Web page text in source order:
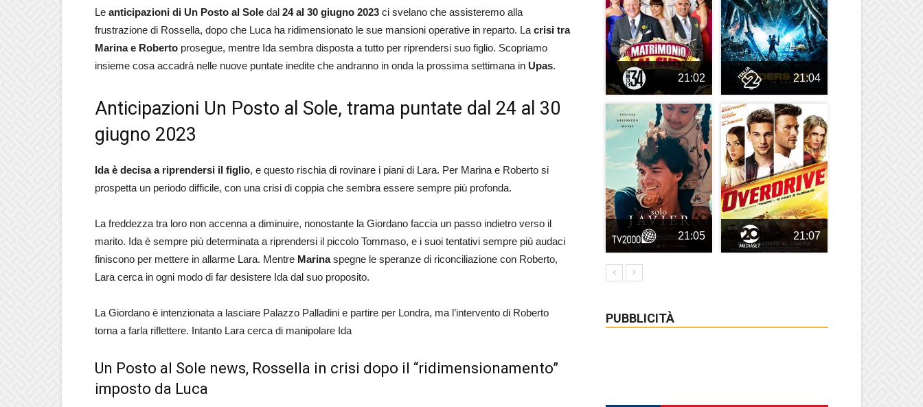
Le anticipazioni di Un Posto al Sole dal 24 al 30 giugno 2023 ci svelano che assisteremo alla
frustrazione di Rossella, dopo che Luca ha ridimensionato le sue mansioni operative in reparto. La crisi tra
Marina e Roberto prosegue, mentre Ida sembra disposta a tutto per riprendersi suo figlio. Scopriamo
insieme cosa accadrà nelle nuove puntate inedite che andranno in onda la prossima settimana in Upas.
Anticipazioni Un Posto al Sole, trama puntate dal 24 al 30
giugno 2023
Ida è decisa a riprendersi il figlio, e questo rischia di rovinare i piani di Lara. Per Marina e Roberto si
prospetta un periodo difficile, con una crisi di coppia che sembra essere sempre più profonda.
La freddezza tra loro non accenna a diminuire, nonostante la Giordano faccia un passo indietro verso il
marito. Ida è sempre più determinata a riprendersi il piccolo Tommaso, e i suoi tentativi sempre più audaci
finiscono per mettere in allarme Lara. Mentre Marinaspegne le speranze di riconciliazione con Roberto,
Lara cerca in ogni modo di far desistere Ida dal suo proposito.
La Giordano è intenzionata a lasciare Palazzo Palladini e partire per Londra, ma l’intervento di Roberto
torna a farla riflettere. Intanto Lara cerca di manipolare Ida
Un Posto al Sole news, Rossella in crisi dopo il “ridimensionamento”
imposto da Luca
21:02 21:04
21:05 21:07
PUBBLICITÀ